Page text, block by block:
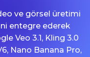
ve görsel üretimi
entegre ederek
Veo 3.1, Kling 3.0
Nano Banana Pro,